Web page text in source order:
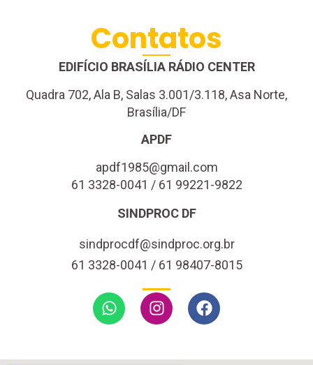
Contatos
EDIFÍCIO BRASÍLIA RÁDIO CENTER
Quadra 702, Ala B, Salas 3.001/3.118, Asa Norte,
Brasília/DF
APDF
apdf1985@gmail.com
61 3328-0041 / 61 99221-9822
SINDPROC DF
sindprocdf@sindproc.org.br
61 3328-0041 / 61 98407-8015